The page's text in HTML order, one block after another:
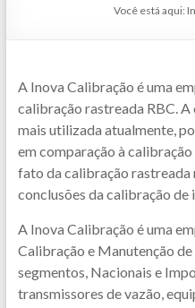
Você está aqui:
A Inova Calibração é uma
calibração rastreada RBC.
mais utilizada atualmente,
em comparação à
fato da calibração rastreada
conclusões da calibração
A Inova Calibração é uma
Calibração e Manutenção
segmentos, Nacionais e
transmissores de vazão,